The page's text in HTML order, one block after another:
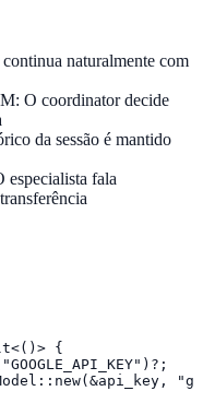
naturalmente com
O coordinator decide
da sessão é mantido
especialista fala
{